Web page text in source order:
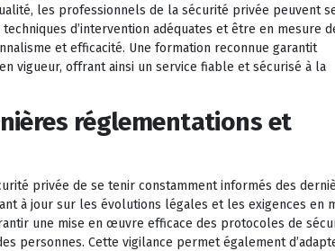
les professionnels de la sécurité privée peuvent
d’intervention adéquates et être en mesure
et efficacité. Une formation reconnue garantit
vigueur, offrant ainsi un service fiable et sécurisé à la
réglementations et
privée de se tenir constamment informés des
à jour sur les évolutions légales et les exigences en
une mise en œuvre efficace des protocoles de
personnes. Cette vigilance permet également